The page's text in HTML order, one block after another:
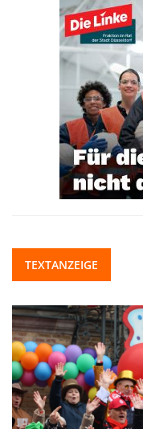
TEXTANZEIGE